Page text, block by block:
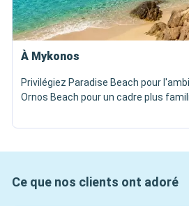
À Mykonos
Privilégiez Paradise Beach pour
Ornos Beach pour un cadre plus
Ce que nos clients ont adoré